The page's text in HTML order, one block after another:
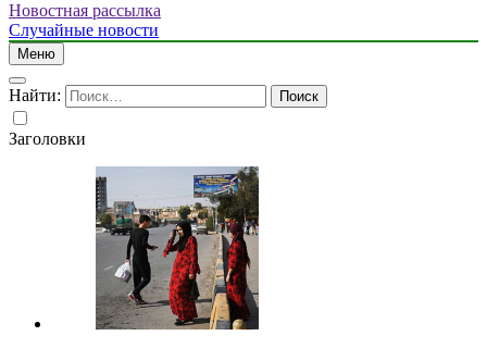
Новостная рассылка
Случайные новости
Меню
Найти:
Заголовки